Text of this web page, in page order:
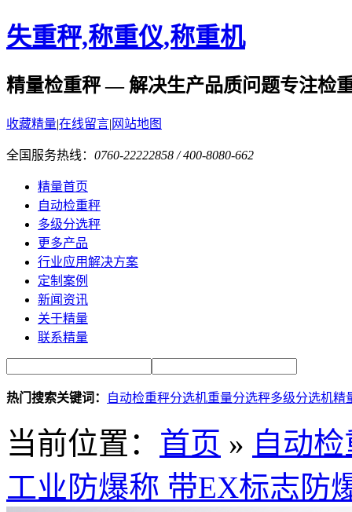
失重秤,称重仪,称重机
精量检重秤 — 解决生产品质问题专注检
收藏精量|在线留言| 网站地图
全国服务热线： 0760-22222858 / 400-8080-662
精量首页
自动检重秤
多级分选秤
更多产品
行业应用解决方案
定制案例
新闻资讯
关于精量
联系精量
热门搜索关键词： 自动检重秤分选机重量分选秤多级分选机精
当前位置： 首页 » 自动
工业防爆称 带EX标志防